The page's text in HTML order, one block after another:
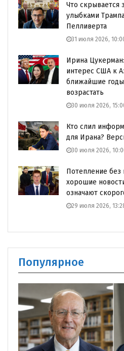
Что скрывается
улыбками
Пелливерта
31 июля 2026,
Ирина
интерес США к
ближайшие годы
возрастать
30 июля 2026,
Кто слил
для Ирана?
30 июля 2026,
Потепление без
хорошие
означают
29 июля 2026,
Популярное